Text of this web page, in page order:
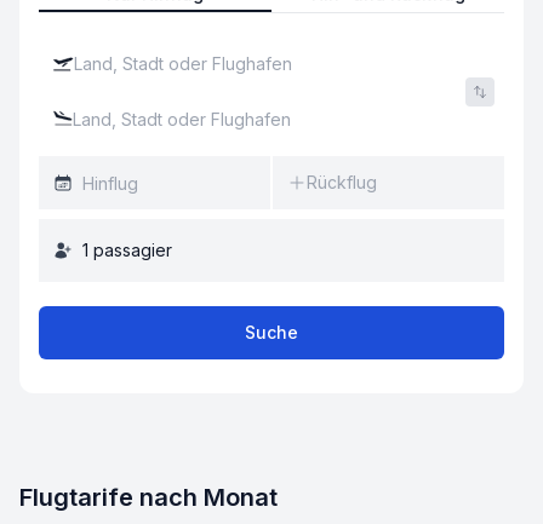
Rückflug
1 passagier
Suche
Flugtarife nach Monat